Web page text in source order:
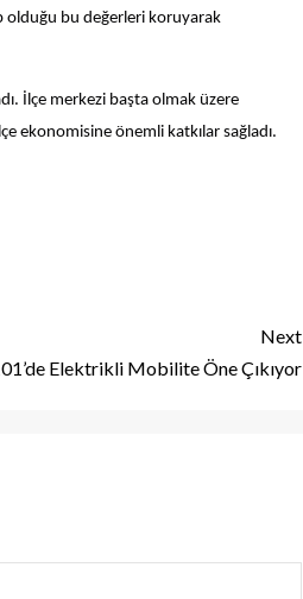
olduğu bu değerleri koruyarak
İlçe merkezi başta olmak üzere
ekonomisine önemli katkılar sağladı.
Next
Elektrikli Mobilite Öne Çıkıyor